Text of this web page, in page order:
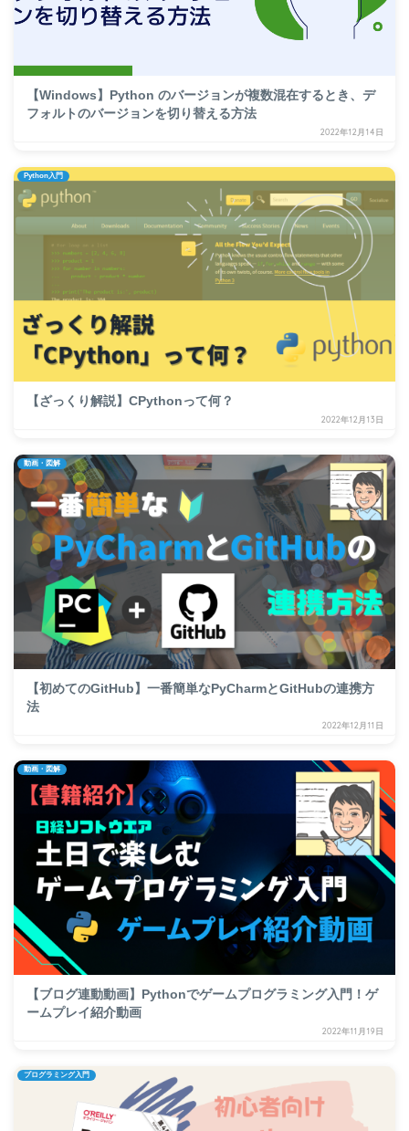
【Windows】Python のバージョンが複数混在するとき、デ
フォルトのバージョンを切り替える方法
2022年12月14日
Python入門
【ざっくり解説】CPythonって何？
2022年12月13日
動画・図解
【初めてのGitHub】一番簡単なPyCharmとGitHubの連携方
法
2022年12月11日
動画・図解
【ブログ連動動画】Pythonでゲームプログラミング入門！ゲ
ームプレイ紹介動画
2022年11月19日
プログラミング入門